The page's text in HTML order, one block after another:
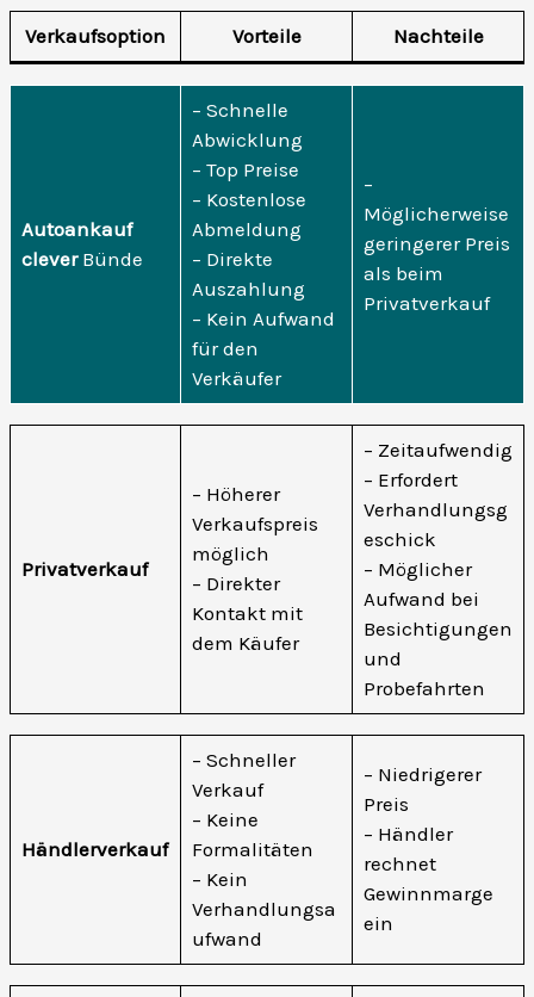
Verkaufsoption Vorteile Nachteile
Autoankauf
cleverBünde
– Schnelle
Abwicklung
– Top Preise
– Kostenlose
Abmeldung
– Direkte
Auszahlung
– Kein Aufwand
für den
Verkäufer
–
Möglicherweise
geringerer Preis
als beim
Privatverkauf
Privatverkauf
– Höherer
Verkaufspreis
möglich
– Direkter
Kontakt mit
dem Käufer
– Zeitaufwendig
– Erfordert
Verhandlungsg
eschick
– Möglicher
Aufwand bei
Besichtigungen
und
Probefahrten
Händlerverkauf
– Schneller
Verkauf
– Keine
Formalitäten
– Kein
Verhandlungsa
ufwand
– Niedrigerer
Preis
– Händler
rechnet
Gewinnmarge
ein